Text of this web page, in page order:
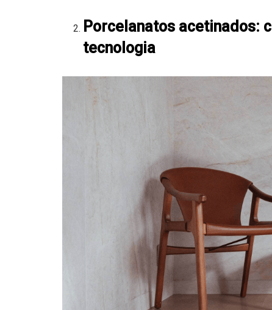
Porcelanatos acetinados:
tecnologia